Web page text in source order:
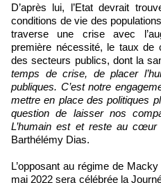
D’après lui, l’Etat devrait
conditions de vie des
traverse une crise avec
première nécessité, le taux de
des secteurs publics, dont la
temps de crise, de placer
publiques. C’est notre
mettre en place des politiques
question de laisser nos
L’humain est et reste au
Barthélémy Dias.
L’opposant au régime de
mai 2022 sera célébrée la